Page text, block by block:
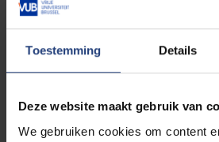
Toestemming Details
Deze website maakt gebruik van
We gebruiken cookies om content
De volledige URL van de pagina